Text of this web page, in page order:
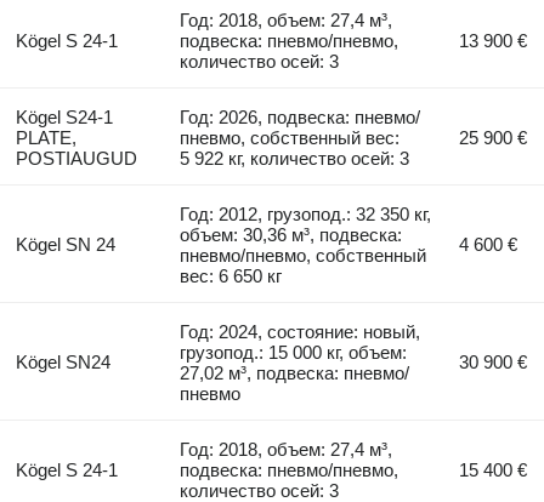
Kögel S 24-1
Год: 2018, объем: 27,4 м³,
подвеска: пневмо/пневмо,
количество осей: 3
13 900 €
Kögel S24-1
PLATE,
POSTIAUGUD
Год: 2026, подвеска: пневмо/
пневмо, собственный вес:
5 922 кг, количество осей: 3
25 900 €
Kögel SN 24
Год: 2012, грузопод.: 32 350 кг,
объем: 30,36 м³, подвеска:
пневмо/пневмо, собственный
вес: 6 650 кг
4 600 €
Kögel SN24
Год: 2024, состояние: новый,
грузопод.: 15 000 кг, объем:
27,02 м³, подвеска: пневмо/
пневмо
30 900 €
Kögel S 24-1
Год: 2018, объем: 27,4 м³,
подвеска: пневмо/пневмо,
количество осей: 3
15 400 €